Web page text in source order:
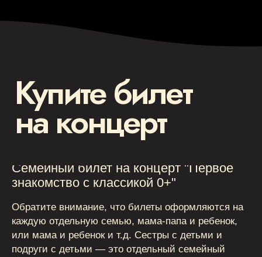
Семейный билет на концерт "Первое
знакомство с классикой 0+"
Обратите внимание, что билеты оформляются на
каждую отдельную семью, мама-папа и ребенок,
или мама и ребенок и т.д. Сестры с детьми и
подруги с детьми — это отдельный семейный